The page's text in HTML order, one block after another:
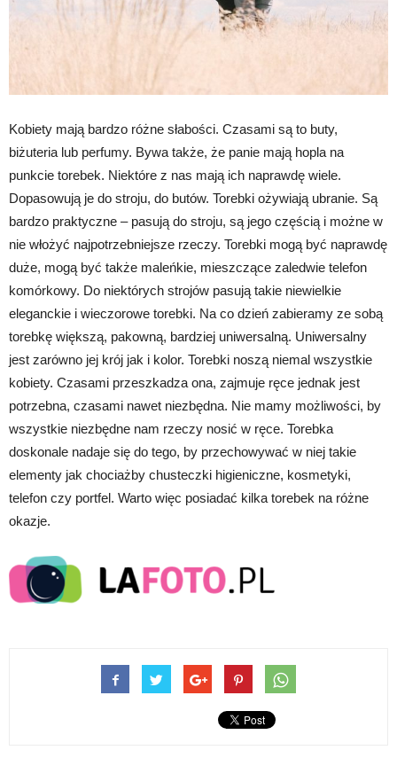
Kobiety mają bardzo różne słabości. Czasami są to buty,
biżuteria lub perfumy. Bywa także, że panie mają hopla na
punkcie torebek. Niektóre z nas mają ich naprawdę wiele.
Dopasowują je do stroju, do butów. Torebki ożywiają ubranie. Są
bardzo praktyczne – pasują do stroju, są jego częścią i możne w
nie włożyć najpotrzebniejsze rzeczy. Torebki mogą być naprawdę
duże, mogą być także maleńkie, mieszczące zaledwie telefon
komórkowy. Do niektórych strojów pasują takie niewielkie
eleganckie i wieczorowe torebki. Na co dzień zabieramy ze sobą
torebkę większą, pakowną, bardziej uniwersalną. Uniwersalny
jest zarówno jej krój jak i kolor. Torebki noszą niemal wszystkie
kobiety. Czasami przeszkadza ona, zajmuje ręce jednak jest
potrzebna, czasami nawet niezbędna. Nie mamy możliwości, by
wszystkie niezbędne nam rzeczy nosić w ręce. Torebka
doskonale nadaje się do tego, by przechowywać w niej takie
elementy jak chociażby chusteczki higieniczne, kosmetyki,
telefon czy portfel. Warto więc posiadać kilka torebek na różne
okazje.